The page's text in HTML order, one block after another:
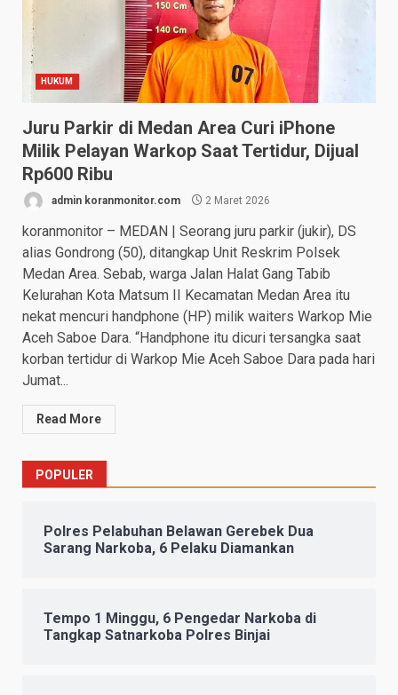
HUKUM
Juru Parkir di Medan Area Curi iPhone
Milik Pelayan Warkop Saat Tertidur, Dijual
Rp600 Ribu
admin koranmonitor.com 2 Maret 2026
koranmonitor – MEDAN | Seorang juru parkir (jukir), DS
alias Gondrong (50), ditangkap Unit Reskrim Polsek
Medan Area. Sebab, warga Jalan Halat Gang Tabib
Kelurahan Kota Matsum II Kecamatan Medan Area itu
nekat mencuri handphone (HP) milik waiters Warkop Mie
Aceh Saboe Dara. “Handphone itu dicuri tersangka saat
korban tertidur di Warkop Mie Aceh Saboe Dara pada hari
Jumat...
Read More
POPULER
Polres Pelabuhan Belawan Gerebek Dua
Sarang Narkoba, 6 Pelaku Diamankan
Tempo 1 Minggu, 6 Pengedar Narkoba di
Tangkap Satnarkoba Polres Binjai